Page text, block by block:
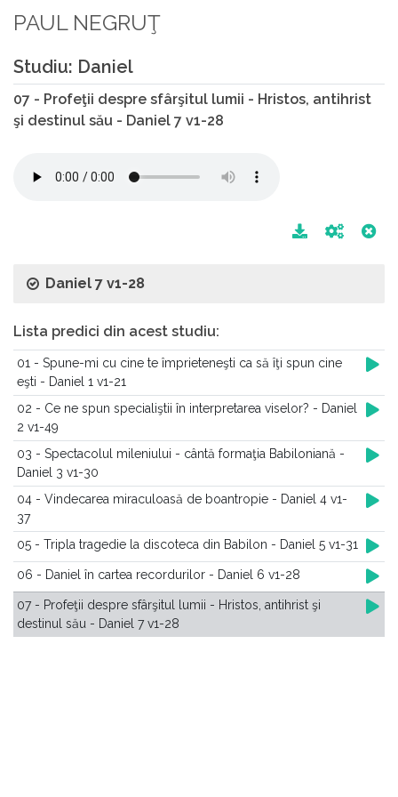
PAUL NEGRUŢ
Studiu: Daniel
07 - Profeţii despre sfârşitul lumii - Hristos, antihrist
şi destinul său - Daniel 7 v1-28
Daniel 7 v1-28
Lista predici din acest studiu:
01 - Spune-mi cu cine te împrieteneşti ca să îţi spun cine
eşti - Daniel 1 v1-21
02 - Ce ne spun specialiştii în interpretarea viselor? - Daniel
2 v1-49
03 - Spectacolul mileniului - cântă formaţia Babiloniană -
Daniel 3 v1-30
04 - Vindecarea miraculoasă de boantropie - Daniel 4 v1-
37
05 - Tripla tragedie la discoteca din Babilon - Daniel 5 v1-31
06 - Daniel în cartea recordurilor - Daniel 6 v1-28
07 - Profeţii despre sfârşitul lumii - Hristos, antihrist şi
destinul său - Daniel 7 v1-28